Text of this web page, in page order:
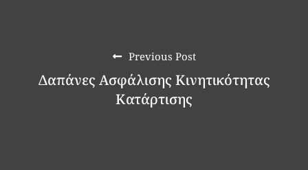
Previous Post
Δαπάνες Ασφάλισης Κινητικότητας
Κατάρτισης